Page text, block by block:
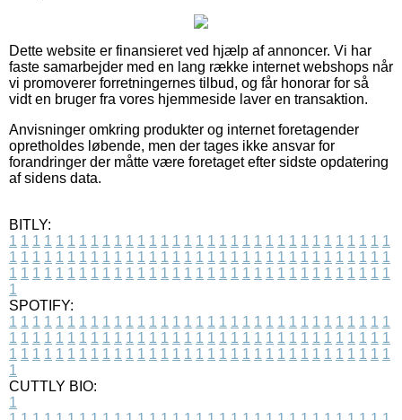
Dette website er finansieret ved hjælp af annoncer. Vi har
faste samarbejder med en lang række internet webshops når
vi promoverer forretningernes tilbud, og får honorar for så
vidt en bruger fra vores hjemmeside laver en transaktion.
Anvisninger omkring produkter og internet foretagender
opretholdes løbende, men der tages ikke ansvar for
forandringer der måtte være foretaget efter sidste opdatering
af sidens data.
BITLY:
1 1 1 1 1 1 1 1 1 1 1 1 1 1 1 1 1 1 1 1 1 1 1 1 1 1 1 1 1 1 1 1 1
1 1 1 1 1 1 1 1 1 1 1 1 1 1 1 1 1 1 1 1 1 1 1 1 1 1 1 1 1 1 1 1 1
1 1 1 1 1 1 1 1 1 1 1 1 1 1 1 1 1 1 1 1 1 1 1 1 1 1 1 1 1 1 1 1 1
1
SPOTIFY:
1 1 1 1 1 1 1 1 1 1 1 1 1 1 1 1 1 1 1 1 1 1 1 1 1 1 1 1 1 1 1 1 1
1 1 1 1 1 1 1 1 1 1 1 1 1 1 1 1 1 1 1 1 1 1 1 1 1 1 1 1 1 1 1 1 1
1 1 1 1 1 1 1 1 1 1 1 1 1 1 1 1 1 1 1 1 1 1 1 1 1 1 1 1 1 1 1 1 1
1
CUTTLY BIO:
1